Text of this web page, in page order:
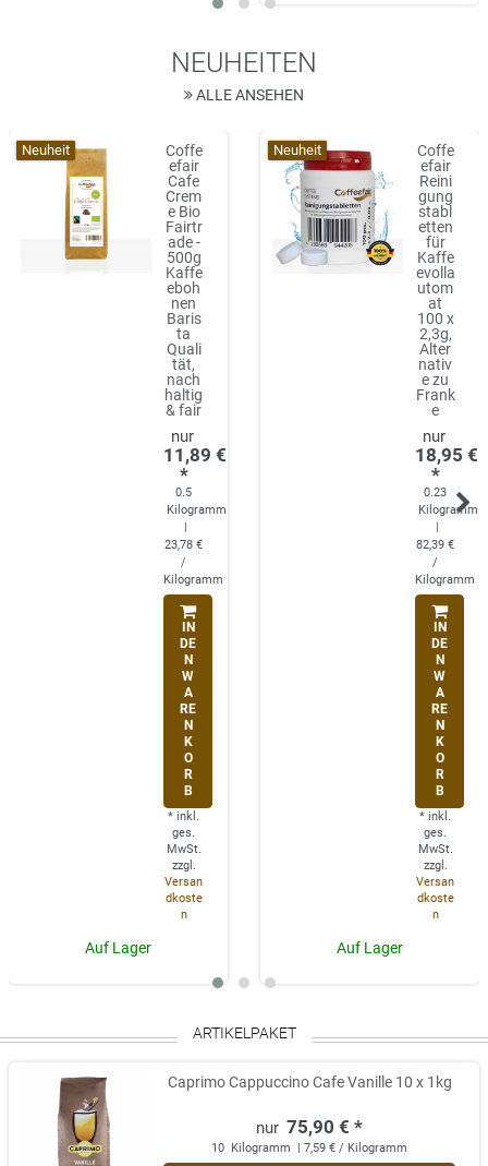
NEUHEITEN
ALLE ANSEHEN
Neuheit
Coffe
efair
Cafe
Crem
e Bio
Fairtr
ade -
500g
Kaffe
eboh
nen
Baris
ta
Quali
tät,
nach
haltig
& fair
11,89 €
*
0.5
Kilogramm
23,78 €
/
Kilogramm
IN
DE
N
W
A
RE
N
K
O
R
B
* inkl.
ges.
MwSt.
zzgl.
Versan
dkoste
n
Auf Lager
Neuheit
Coffe
efair
Reini
gung
stabl
etten
für
Kaffe
evolla
utom
at
100 x
2,3g,
Alter
nativ
e zu
Frank
e
18,95 €
*
0.23
Kilogramm
82,39 €
/
Kilogramm
IN
DE
N
W
A
RE
N
K
O
R
B
* inkl.
ges.
MwSt.
zzgl.
Versan
dkoste
n
Auf Lager
ARTIKELPAKET
Caprimo Cappuccino Cafe Vanille 10 x 1kg
75,90 € *
10 Kilogramm | 7,59 € / Kilogramm